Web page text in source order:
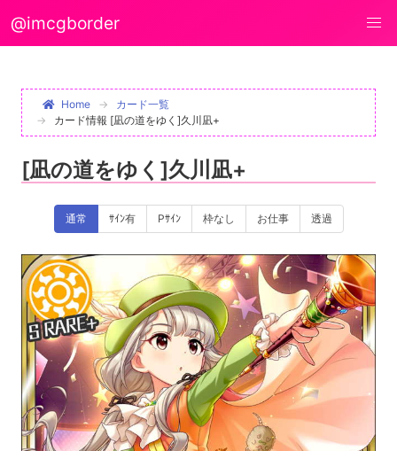
@imcgborder
Home
カード一覧
カード情報 [凪の道をゆく]久川凪+
[凪の道をゆく]久川凪+
通常 ｻｲﾝ有 Pｻｲﾝ 枠なし お仕事 透過